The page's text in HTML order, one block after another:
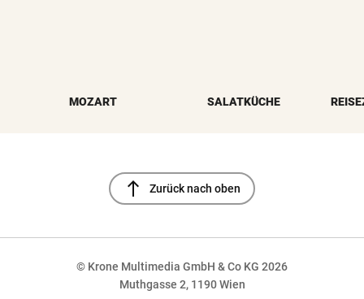
MOZART SALATKÜCHE
north Zurück nach oben
© Krone Multimedia GmbH & Co KG 2026
Muthgasse 2, 1190 Wien